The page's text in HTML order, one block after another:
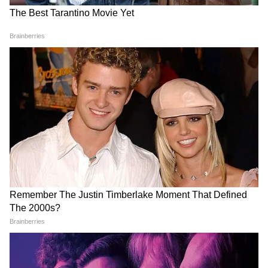
Related Articles
छठ सिर्फ एक पर्व नहीं, हमारी परंपरा-एकता और प्रकृति के
प्रति आभार का प्रतीक- सीएम योगी
सेक्युलरिज्म नहीं, अब सनातन की पहचान! योगी बोले,
DOWNLOAD APP
उत्तर प्रदेश में हो रही राजनीतिक हलचल, प्रशासनिक
फैसले, धार्मिक स्थल अपडेट्स, अपराध और रोजगार
समाचार सबसे पहले पाएं। वाराणसी, लखनऊ, नोएडा से
लेकर गांव-कस्बों की हर रिपोर्ट के लिएUP News in
Hindiसेक्शन देखें — भरोसेमंद और तेज़ अपडेट्स सिर्फ
Asianet News Hindi पर।